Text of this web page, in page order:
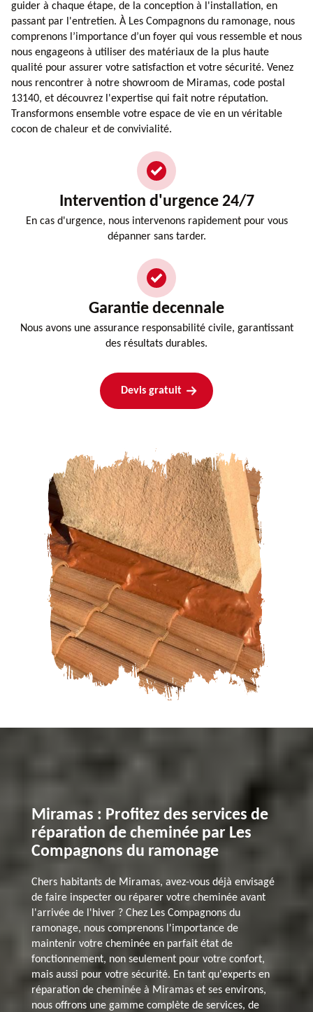
guider à chaque étape, de la conception à l'installation, en
passant par l'entretien. À Les Compagnons du ramonage, nous
comprenons l’importance d’un foyer qui vous ressemble et nous
nous engageons à utiliser des matériaux de la plus haute
qualité pour assurer votre satisfaction et votre sécurité. Venez
nous rencontrer à notre showroom de Miramas, code postal
13140, et découvrez l'expertise qui fait notre réputation.
Transformons ensemble votre espace de vie en un véritable
cocon de chaleur et de convivialité.
Intervention d'urgence 24/7
En cas d'urgence, nous intervenons rapidement pour vous
dépanner sans tarder.
Garantie decennale
Nous avons une assurance responsabilité civile, garantissant
des résultats durables.
Devis gratuit
Miramas : Profitez des services de
réparation de cheminée par Les
Compagnons du ramonage
Chers habitants de Miramas, avez-vous déjà envisagé
de faire inspecter ou réparer votre cheminée avant
l'arrivée de l'hiver ? Chez Les Compagnons du
ramonage, nous comprenons l'importance de
maintenir votre cheminée en parfait état de
fonctionnement, non seulement pour votre confort,
mais aussi pour votre sécurité. En tant qu'experts en
réparation de cheminée à Miramas et ses environs,
nous offrons une gamme complète de services, de